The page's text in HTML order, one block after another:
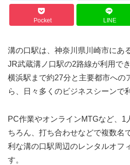
Pocket LINE
溝の口駅は、神奈川県川崎市にあ
JR武蔵溝ノ口駅の2路線が利用で
横浜駅まで約27分と主要都市への
ら、日々多くのビジネスシーンで
PC作業やオンラインMTGなど、1
ちろん、打ち合わせなどで複数名
利な溝の口駅周辺のレンタルオフ
す。